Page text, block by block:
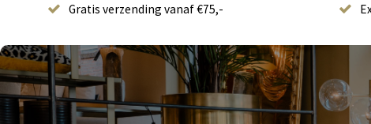
Gratis verzending vanaf €75,-